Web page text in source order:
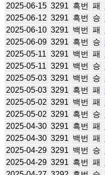
2025-06-15 3291 흑번 패
2025-06-12 3291 흑번 승
2025-06-10 3291 백번 패
2025-06-09 3291 흑번 승
2025-05-11 3291 백번 패
2025-05-11 3291 백번 승
2025-05-03 3291 백번 승
2025-05-03 3291 흑번 패
2025-05-02 3291 백번 패
2025-05-02 3291 흑번 승
2025-04-30 3291 흑번 패
2025-04-30 3291 백번 패
2025-04-29 3291 백번 승
2025-04-29 3291 흑번 패